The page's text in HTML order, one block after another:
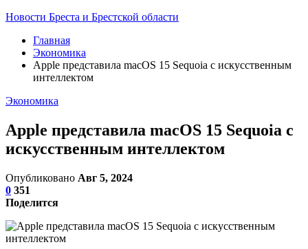
Новости Бреста и Брестской области
Главная
Экономика
Apple представила macOS 15 Sequoia с искусственным
интеллектом
Экономика
Apple представила macOS 15 Sequoia с
искусственным интеллектом
Опубликовано Авг 5, 2024
0 351
Поделится